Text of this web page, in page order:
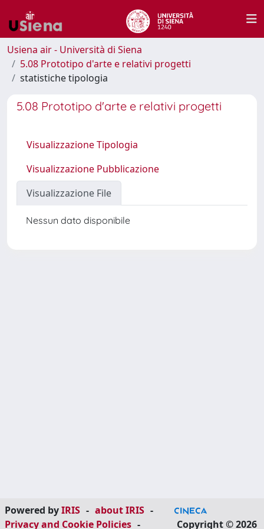
Usiena air - Università di Siena
5.08 Prototipo d'arte e relativi progetti
statistiche tipologia
5.08 Prototipo d'arte e relativi progetti
Visualizzazione Tipologia
Visualizzazione Pubblicazione
Visualizzazione File
Nessun dato disponibile
Powered byIRIS - about IRIS -
Privacy and Cookie Policies - Copyright © 2026